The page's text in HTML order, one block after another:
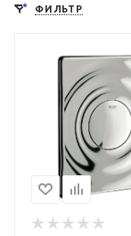
ФИЛЬТР